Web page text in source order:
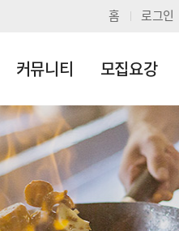
홈 로그인
커뮤니티 모집요강